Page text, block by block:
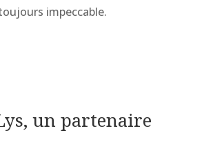
impeccable.
un partenaire